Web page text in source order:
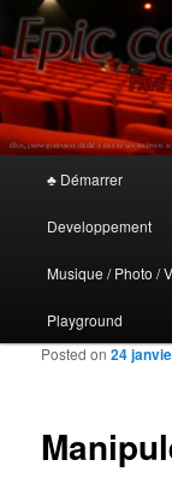
Epic
De la ligne de code
Skip to primary
Skip to
♣ Démarrer
Developpement
Musique / Photo /
Playground
Posted on24